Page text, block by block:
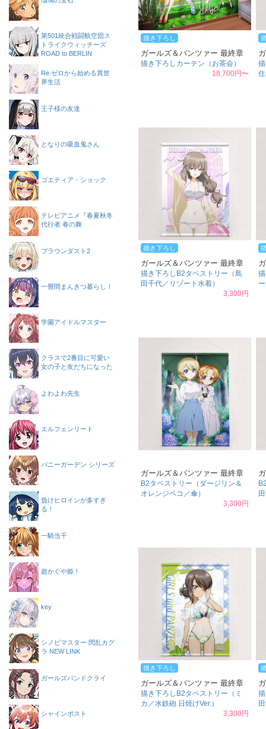
描き下ろし
ガールズ＆パンツァー 最終章
描き下ろしカーテン（お茶会）
18,700円〜
描き下ろし
ガールズ＆パンツァー 最終章
描き下ろしB2タペストリー（島
田千代／リゾート水着）
3,300円
ガールズ＆パンツァー 最終章
B2タペストリー（ダージリン＆
オレンジペコ／傘）
3,300円
描き下ろし
ガールズ＆パンツァー 最終章
描き下ろしB2タペストリー（ミ
カ／水鉄砲 日焼けVer.）
3,300円
第501統合戦闘航空団ス
トライクウィッチーズ
ROAD to BERLIN
Re:ゼロから始める異世
界生活
王子様の友達
となりの吸血鬼さん
ゴエティア・ショック
テレビアニメ『春夏秋冬
代行者 春の舞
ブラウンダスト2
一畳間まんきつ暮らし！
学園アイドルマスター
クラスで2番目に可愛い
女の子と友だちになった
よわよわ先生
エルフェンリート
バニーガーデン シリーズ
負けヒロインが多すぎ
る！
一騎当千
超かぐや姫！
key
シノビマスター 閃乱カグ
ラ NEW LINK
ガールズバンドクライ
シャインポスト